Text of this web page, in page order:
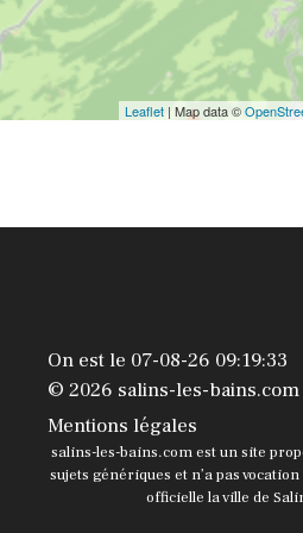
Leaflet | Map data ©
On est le 07-08-26 09:19:33
© 2026 salins-les-bains.com
Mentions légales
salins-les-bains.com est un site
sujets génériques et n’a pas
officielle la ville de